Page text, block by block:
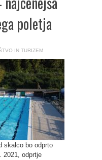
poletja
IN TURIZEM
skalco bo odprto
2021, odprtje